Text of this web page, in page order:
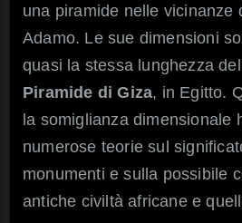
una piramide nelle vicinanze
Adamo. Le sue dimensioni
quasi la stessa lunghezza
Piramide di Giza, in Egitto.
la somiglianza dimensionale
numerose teorie sul
monumenti e sulla possibile
antiche civiltà africane e